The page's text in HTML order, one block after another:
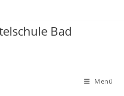
Bad
Menü